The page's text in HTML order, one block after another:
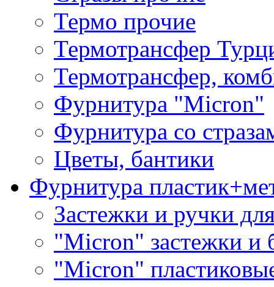
Термо прочие
Термотрансфер
Термотрансфер,
Фурнитура "Micron"
Фурнитура со
Цветы, бантики
Фурнитура
Застежки и ручки
"Micron" застежки и
"Micron"